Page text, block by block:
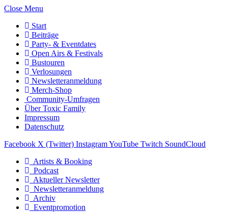
Close Menu
Start
Beiträge
Party- & Eventdates
Open Airs & Festivals
Bustouren
Verlosungen
Newsletteranmeldung
Merch-Shop
Community-Umfragen
Über Toxic Family
Impressum
Datenschutz
Facebook X (Twitter) InstagramYouTube Twitch SoundCloud
Artists & Booking
Podcast
Aktueller Newsletter
Newsletteranmeldung
Archiv
Eventpromotion